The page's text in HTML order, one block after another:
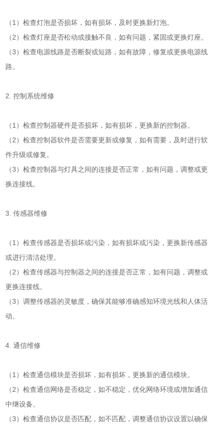
（1）检查灯泡是否损坏，如有损坏，及时更换新灯泡。
（2）检查灯座是否松动或接触不良，如有问题，紧固或更换灯座。
（3）检查电源线路是否断裂或短路，如有故障，修复或更换电源线
路。
2. 控制系统维修
（1）检查控制器硬件是否损坏，如有损坏，更换新的控制器。
（2）检查控制器软件是否需要更新或修复，如有需要，及时进行软
件升级或修复。
（3）检查控制器与灯具之间的连接是否正常，如有问题，调整或更
换连接线。
3. 传感器维修
（1）检查传感器是否损坏或污染，如有损坏或污染，更换新传感器
或进行清洁处理。
（2）检查传感器与控制器之间的连接是否正常，如有问题，调整或
更换连接线。
（3）调整传感器的灵敏度，确保其能够准确感知环境光线和人体活
动。
4. 通信维修
（1）检查通信模块是否损坏，如有损坏，更换新的通信模块。
（2）检查通信网络是否稳定，如不稳定，优化网络环境或增加通信
中继设备。
（3）检查通信协议是否匹配，如不匹配，调整通信协议设置以确保